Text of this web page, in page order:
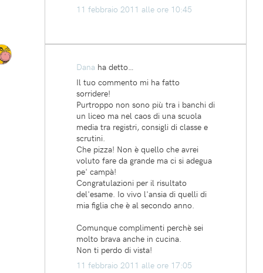
11 febbraio 2011 alle ore 10:45
Dana ha detto…
Il tuo commento mi ha fatto
sorridere!
Purtroppo non sono più tra i banchi di
un liceo ma nel caos di una scuola
media tra registri, consigli di classe e
scrutini.
Che pizza! Non è quello che avrei
voluto fare da grande ma ci si adegua
pe' campà!
Congratulazioni per il risultato
del'esame. Io vivo l'ansia di quelli di
mia figlia che è al secondo anno.
Comunque complimenti perchè sei
molto brava anche in cucina.
Non ti perdo di vista!
11 febbraio 2011 alle ore 17:05